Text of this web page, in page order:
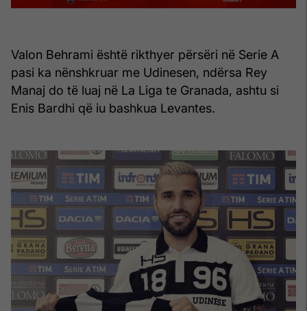
Valon Behrami është rikthyer përsëri në Serie A
pasi ka nënshkruar me Udinesen, ndërsa Rey
Manaj do të luaj në La Liga te Granada, ashtu si
Enis Bardhi që iu bashkua Levantes.